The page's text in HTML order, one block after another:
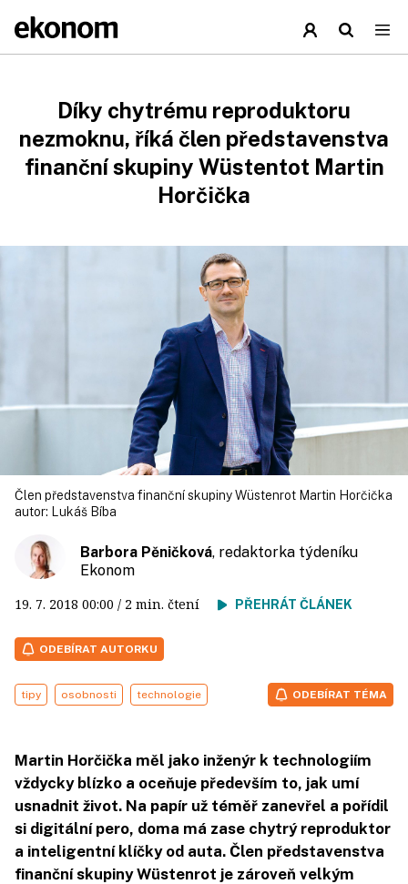
Díky chytrému reproduktoru
nezmoknu, říká člen představenstva
finanční skupiny Wüstentot Martin
Horčička
Člen představenstva finanční skupiny Wüstenrot Martin Horčička
autor:
Lukáš Bíba
Barbora Pěničková, redaktorka týdeníku
Ekonom
19. 7. 2018 00:00 / 2 min. čtení PŘEHRÁT ČLÁNEK
ODEBÍRAT AUTORKU
tipy osobnosti technologie ODEBÍRAT TÉMA
Martin Horčička měl jako inženýr k technologiím
vždycky blízko a oceňuje především to, jak umí
usnadnit život. Na papír už téměř zanevřel a pořídil
si digitální pero, doma má zase chytrý reproduktor
a inteligentní klíčky od auta. Člen představenstva
finanční skupiny Wüstenrot je zároveň velkým